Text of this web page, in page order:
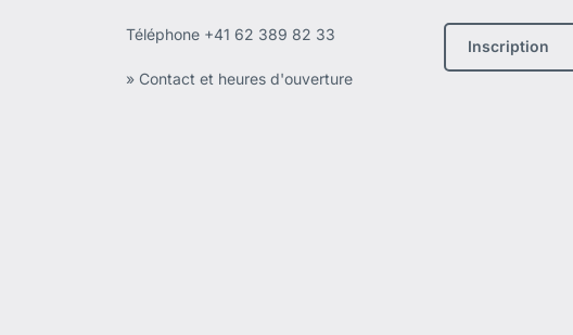
Téléphone +41 62 389 82 33
» Contact et heures d'ouverture
Inscription